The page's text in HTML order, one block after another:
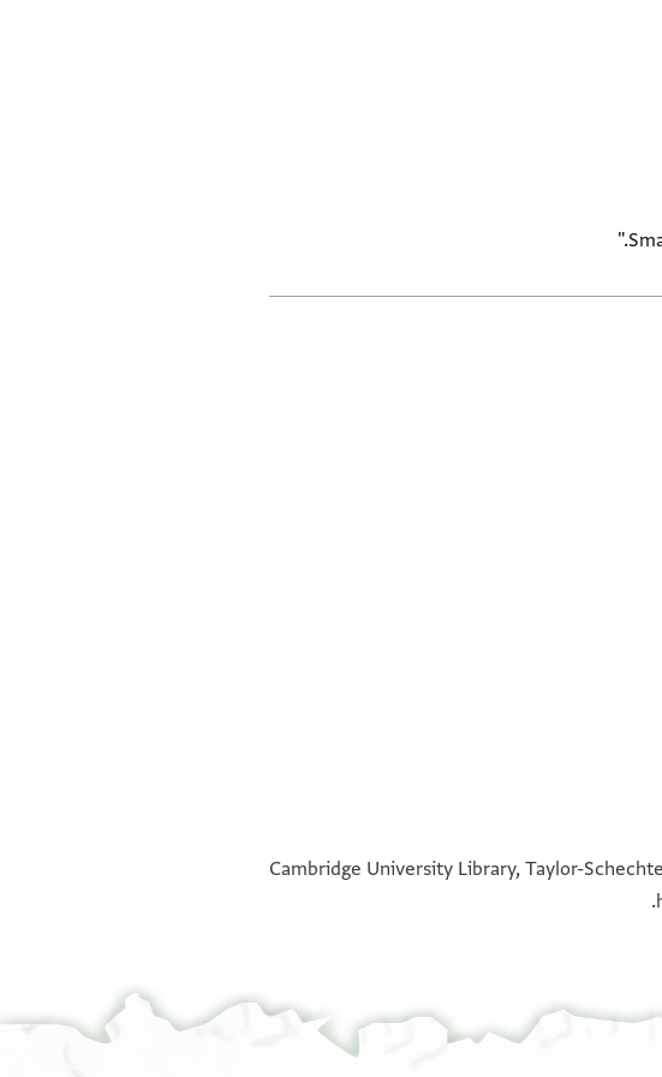
Cambridge University Library, Taylor-